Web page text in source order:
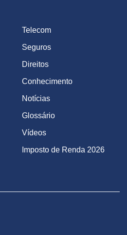
Telecom
Seguros
Direitos
Conhecimento
Notícias
Glossário
Vídeos
Imposto de Renda 2026